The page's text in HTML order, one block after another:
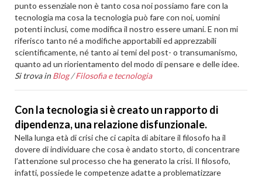
punto essenziale non è tanto cosa noi possiamo fare con la
tecnologia ma cosa la tecnologia può fare con noi, uomini
potenti inclusi, come modifica il nostro essere umani. E non mi
riferisco tanto né a modifiche apportabili ed apprezzabili
scientificamente, né tanto ai temi del post- o transumanismo,
quanto ad un riorientamento del modo di pensare e delle idee.
Si trova in Blog /Filosofia e tecnologia
Con la tecnologia si è creato un rapporto di
dipendenza, una relazione disfunzionale.
Nella lunga età di crisi che ci capita di abitare il filosofo ha il
dovere di individuare che cosa è andato storto, di concentrare
l’attenzione sul processo che ha generato la crisi. Il filosofo,
infatti, possiede le competenze adatte a problematizzare